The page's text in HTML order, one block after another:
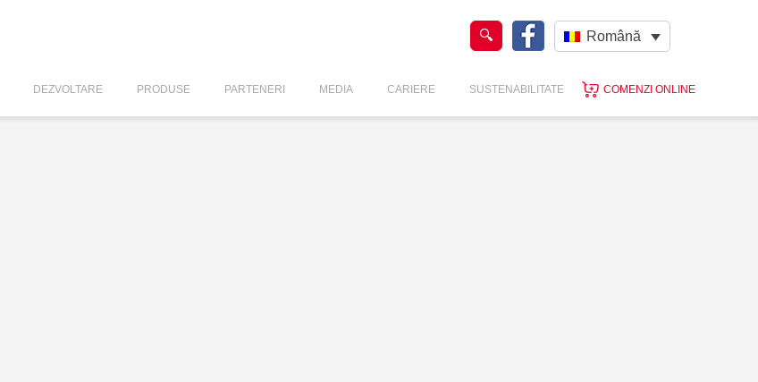
Română
DEZVOLTARE PRODUSE PARTENERI MEDIA CARIERE SUSTENABILITATE COMENZI ONLINE